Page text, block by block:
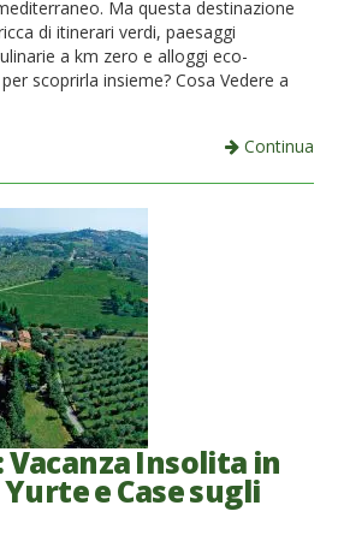
Ma questa destinazione
di itinerari verdi, paesaggi
a km zero e alloggi eco-
scoprirla insieme? Cosa Vedere a
Continua
Vacanza Insolita in
e Case sugli